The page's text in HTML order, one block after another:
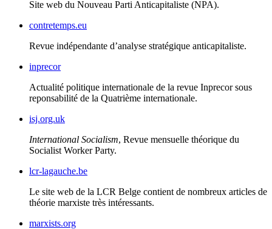
Site web du Nouveau Parti Anticapitaliste (NPA).
contretemps.eu
Revue indépendante d’analyse stratégique anticapitaliste.
inprecor
Actualité politique internationale de la revue Inprecor sous
reponsabilité de la Quatrième internationale.
isj.org.uk
International Socialism, Revue mensuelle théorique du
Socialist Worker Party.
lcr-lagauche.be
Le site web de la LCR Belge contient de nombreux articles de
théorie marxiste très intéressants.
marxists.org